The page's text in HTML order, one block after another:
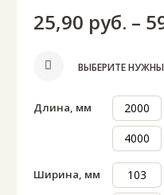
25,90 руб. –
ВЫБЕРИТЕ
Длина, мм 2000
4000
Ширина, мм 103